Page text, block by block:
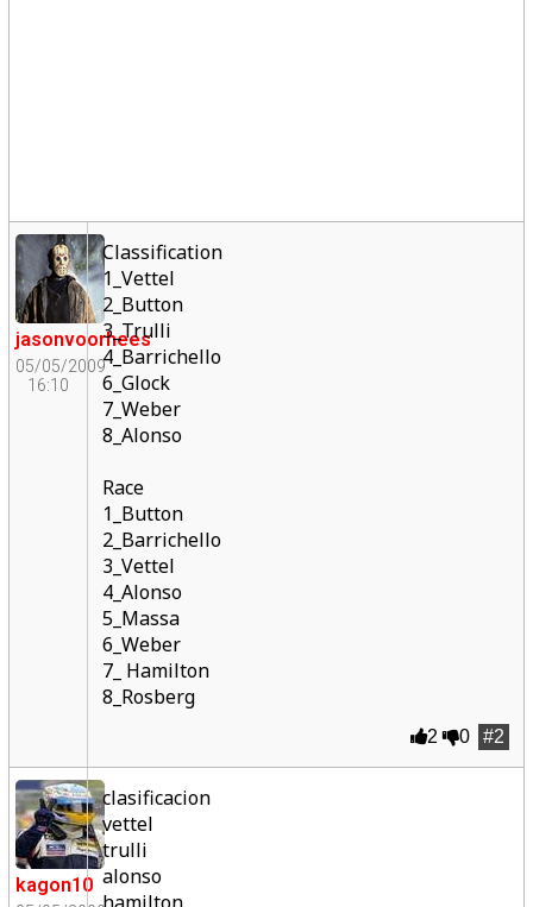
jasonvoorhees
05/05/2009
16:10
Classification
1_Vettel
2_Button
3_Trulli
4_Barrichello
6_Glock
7_Weber
8_Alonso
Race
1_Button
2_Barrichello
3_Vettel
4_Alonso
5_Massa
6_Weber
7_ Hamilton
8_Rosberg
#2
2 0
kagon10
clasificacion
vettel
trulli
alonso